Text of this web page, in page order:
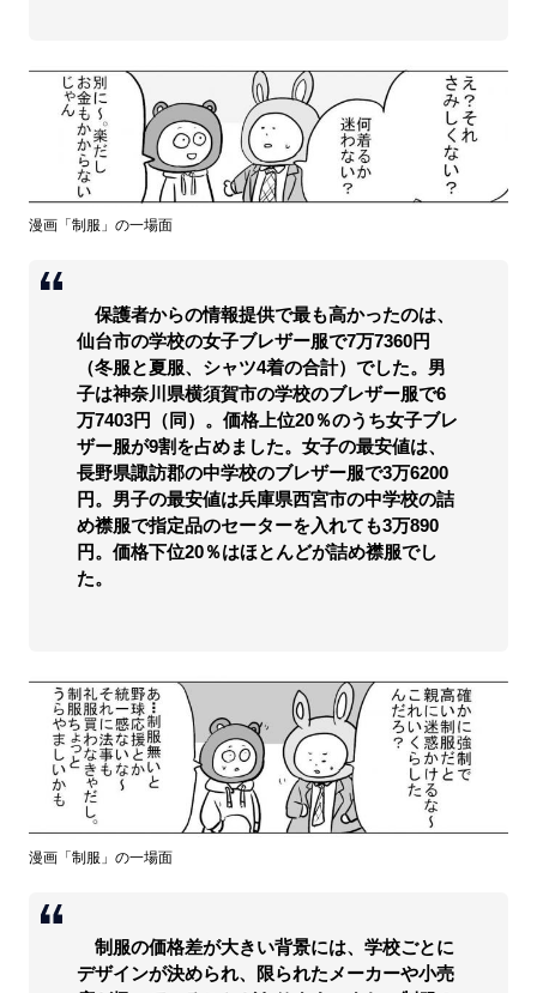
漫画「制服」の一場面
保護者からの情報提供で最も高かったのは、
仙台市の学校の女子ブレザー服で7万7360円
（冬服と夏服、シャツ4着の合計）でした。男
子は神奈川県横須賀市の学校のブレザー服で6
万7403円（同）。価格上位20％のうち女子ブレ
ザー服が9割を占めました。女子の最安値は、
長野県諏訪郡の中学校のブレザー服で3万6200
円。男子の最安値は兵庫県西宮市の中学校の詰
め襟服で指定品のセーターを入れても3万890
円。価格下位20％はほとんどが詰め襟服でし
た。
漫画「制服」の一場面
制服の価格差が大きい背景には、学校ごとに
デザインが決められ、限られたメーカーや小売